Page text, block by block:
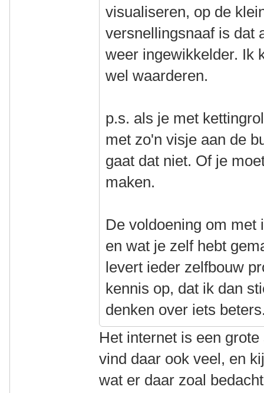
visualiseren, op de
versnellingsnaaf is dat
weer ingewikkelder. Ik
wel waarderen.
p.s. als je met
met zo'n visje aan de
gaat dat niet. Of je
maken.
De voldoening om met
en wat je zelf hebt
levert ieder zelfbouw
kennis op, dat ik dan
denken over iets
Het internet is een
vind daar ook veel, en
wat er daar zoal